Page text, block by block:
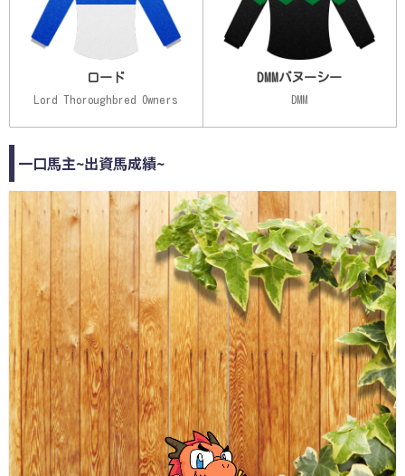
ロード
Lord Thoroughbred Owners
DMMバヌーシー
DMM
一口馬主~出資馬成績~